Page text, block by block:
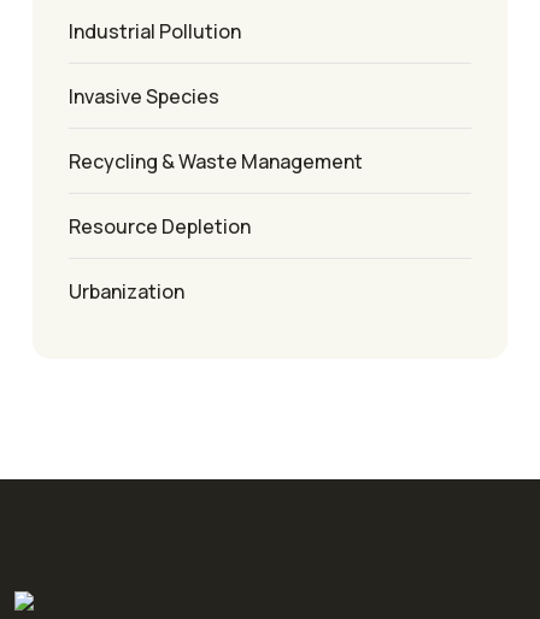
Industrial Pollution
Invasive Species
Recycling & Waste Management
Resource Depletion
Urbanization